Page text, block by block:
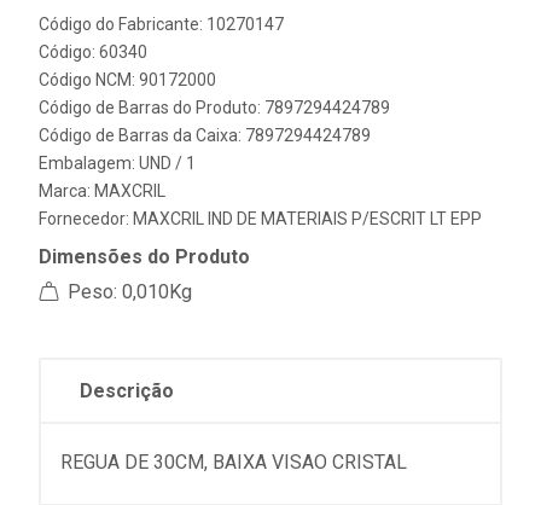
Código do Fabricante: 10270147
Código: 60340
Código NCM: 90172000
Código de Barras do Produto: 7897294424789
Código de Barras da Caixa: 7897294424789
Embalagem: UND / 1
Marca: MAXCRIL
Fornecedor: MAXCRIL IND DE MATERIAIS P/ESCRIT LT EPP
Dimensões do Produto
Peso: 0,010Kg
Descrição
REGUA DE 30CM, BAIXA VISAO CRISTAL